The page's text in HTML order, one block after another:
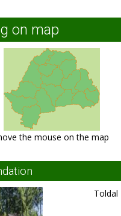
on map
the mouse on the map
Toldal